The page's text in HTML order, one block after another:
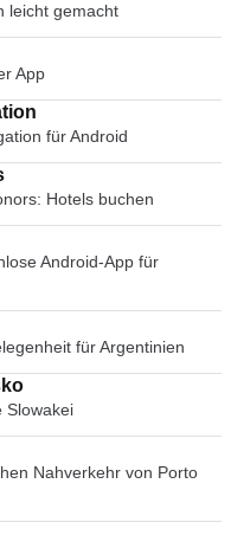
leicht gemacht
App
für Android
Hotels buchen
Android-App für
für Argentinien
Slowakei
Nahverkehr von Porto